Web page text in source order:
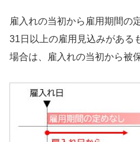
雇入れの当初から雇用期間の
31日以上の雇用見込みがある
場合は、雇入れの当初から被